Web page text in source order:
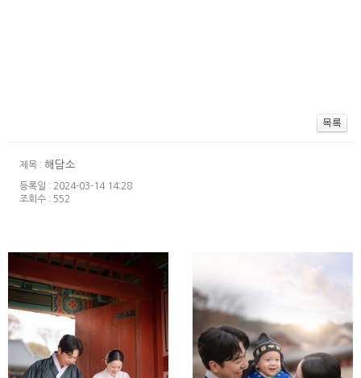
제목 : 해담소
등록일 : 2024-03-14 14:28
조회수 : 552